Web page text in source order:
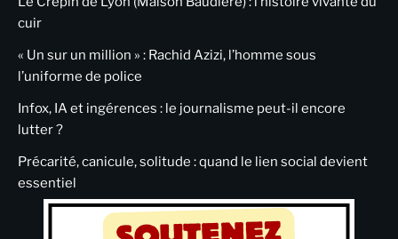
cuir
« Un sur un million » : Rachid Azizi, l’homme sous
l’uniforme de police
Infox, IA et ingérences : le journalisme peut-il encore
lutter ?
Précarité, canicule, solitude : quand le lien social devient
essentiel